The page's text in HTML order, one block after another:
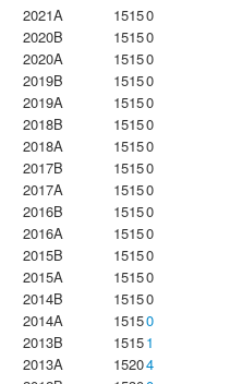
2021A
15150
2020B
15150
2020A
15150
2019B
15150
2019A
15150
2018B
15150
2018A
15150
2017B
15150
2017A
15150
2016B
15150
2016A
15150
2015B
15150
2015A
15150
2014B
15150
2014A
15150
2013B
15151
2013A
15204